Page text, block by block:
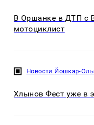
В Оршанке в ДТП с
мотоциклист
Новости Йошкар-Олы
Хлынов Фест уже в